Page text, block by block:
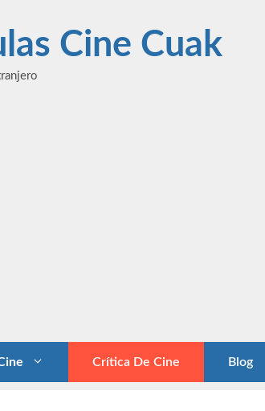
Cine Cuak
Crítica De Cine Blog